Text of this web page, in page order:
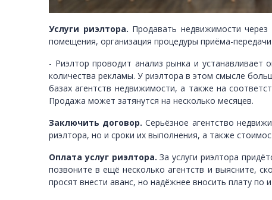
Услуги риэлтора. Продавать недвижимости
помещения, организация процедуры приёма-
- Риэлтор проводит анализ рынка и устанавливает
количества рекламы. У риэлтора в этом смысле
базах агентств недвижимости, а также на
Продажа может затянутся на несколько месяцев.
Заключить договор. Серьёзное агентство
риэлтора, но и сроки их выполнения, а также
Оплата услуг риэлтора. За услуги риэлтора
позвоните в ещё несколько агентств и выясните,
просят внести аванс, но надёжнее вносить плату по